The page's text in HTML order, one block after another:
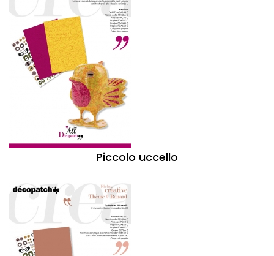
Piccolo uccello